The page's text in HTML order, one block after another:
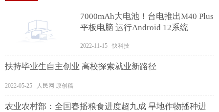
7000mAh大电池！台电推出M40 Plus
平板电脑 运行Android 12系统
2022-11-15 快科技
扶持毕业生自主创业 高校探索就业新路径
2022-05-25 人民网 原创稿
农业农村部：全国春播粮食进度超九成 旱地作物播种进